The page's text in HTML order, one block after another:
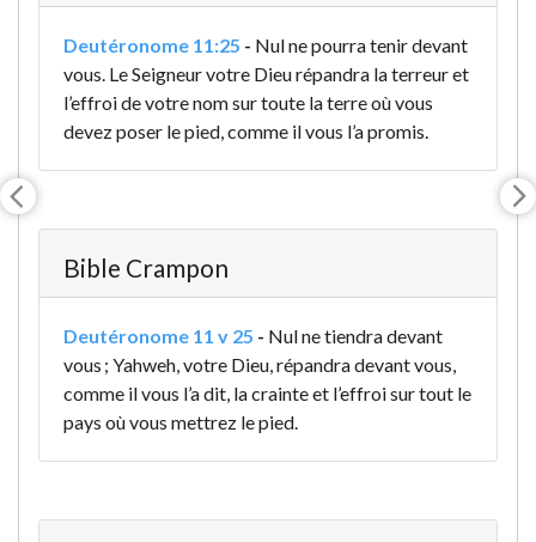
Deutéronome 11:25 - Nul ne pourra tenir devant
vous. Le Seigneur votre Dieu répandra la terreur et
l’effroi de votre nom sur toute la terre où vous
devez poser le pied, comme il vous l’a promis.
Bible Crampon
Deutéronome 11 v 25 - Nul ne tiendra devant
vous ; Yahweh, votre Dieu, répandra devant vous,
comme il vous l’a dit, la crainte et l’effroi sur tout le
pays où vous mettrez le pied.